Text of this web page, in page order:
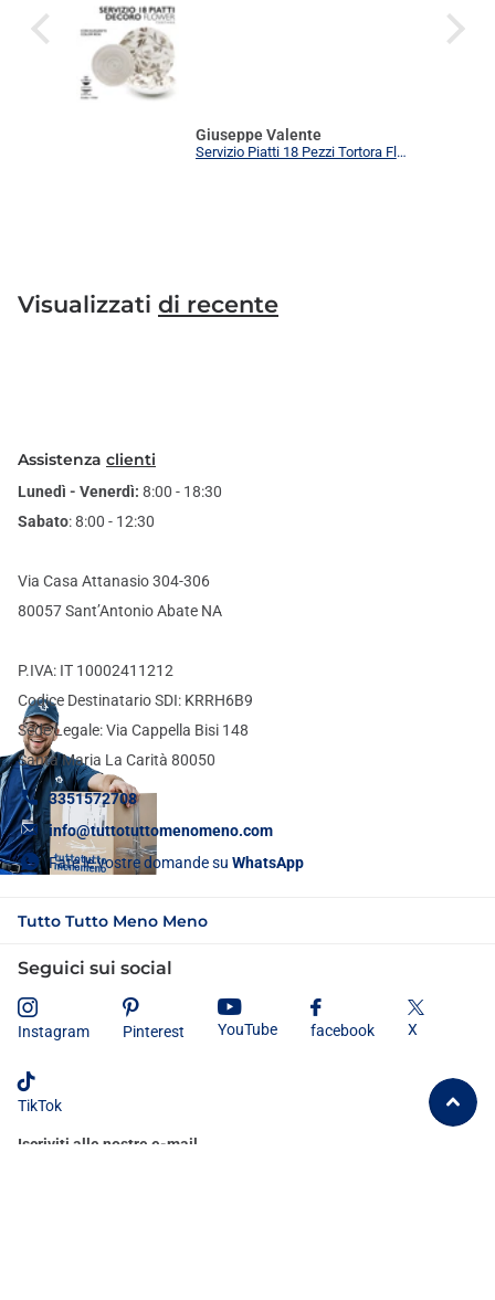
Giuseppe Valente
Servizio Piatti 18 Pezzi Tortora Flower Elegante | Set Tavola 6 Persone Moderno
Visualizzati di recente
Assistenza clienti
Lunedì - Venerdì: 8:00 - 18:30
Sabato: 8:00 - 12:30
Via Casa Attanasio 304-306
80057 Sant’Antonio Abate NA
P.IVA: IT 10002411212
Codice Destinatario SDI: KRRH6B9
Sede Legale: Via Cappella Bisi 148
Santa Maria La Carità 80050
3351572708
info@tuttotuttomenomeno.com
Fate le vostre domande su WhatsApp
Tutto Tutto Meno Meno
Seguici sui social
Instagram Pinterest YouTube facebook X
TikTok
Iscriviti alle nostre e-mail